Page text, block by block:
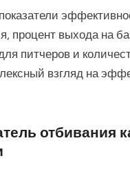
процент выхода на
питчеров и
взгляд на
отбивания